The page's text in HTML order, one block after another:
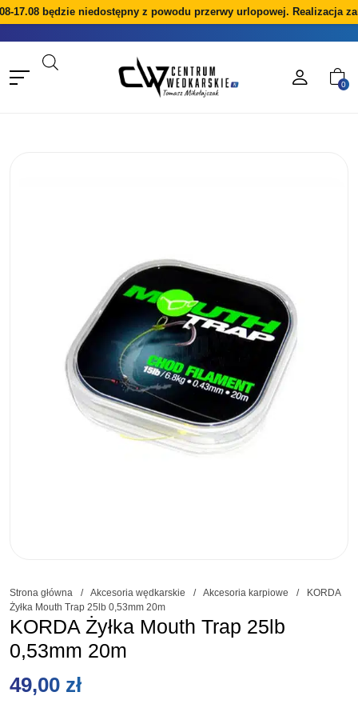
17.08 będzie niedostępny z powodu przerwy urlopowej. Realizacja
0
Strona główna / Akcesoria wędkarskie / Akcesoria karpiowe /
KORDA
Żyłka Mouth Trap 25lb 0,53mm 20m
KORDA Żyłka Mouth Trap 25lb
0,53mm 20m
49,00 zł